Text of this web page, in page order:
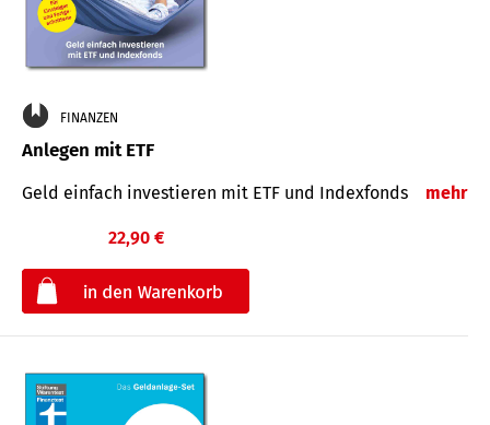
FINANZEN
Anlegen mit ETF
Geld einfach investieren mit ETF und Indexfonds mehr
22,90 €